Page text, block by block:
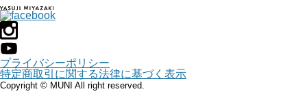
プライバシーポリシー
特定商取引に関する法律に基づく表示
Copyright © MUNI All right reserved.